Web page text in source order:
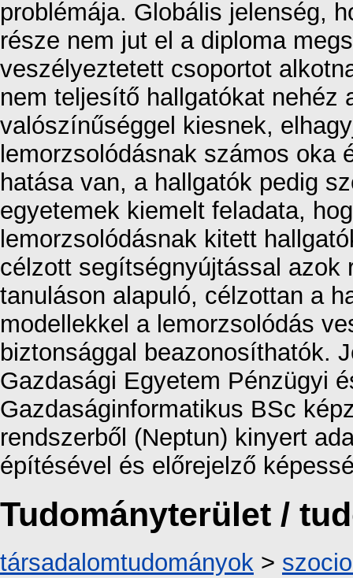
problémája. Globális jelenség,
része nem jut el a diploma
veszélyeztetett csoportot
nem teljesítő hallgatókat nehéz
valószínűséggel kiesnek,
lemorzsolódásnak számos oka
hatása van, a hallgatók pedig
egyetemek kiemelt feladata,
lemorzsolódásnak kitett
célzott segítségnyújtással azok
tanuláson alapuló, célzottan a
modellekkel a lemorzsolódás
biztonsággal beazonosíthatók.
Gazdasági Egyetem Pénzügyi
Gazdaságinformatikus BSc
rendszerből (Neptun) kinyert
építésével és előrejelző
Tudományterület /
társadalomtudományok >